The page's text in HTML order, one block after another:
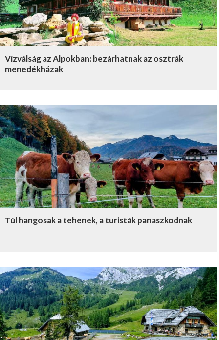
Vízválság az Alpokban: bezárhatnak az osztrák
menedékházak
Túl hangosak a tehenek, a turisták panaszkodnak